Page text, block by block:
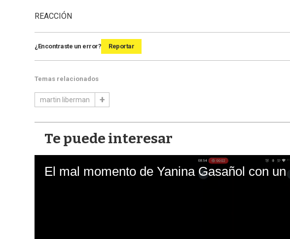
REACCIÓN
¿Encontraste un error? Reportar
Temas relacionados
martin liberman
Te puede interesar